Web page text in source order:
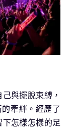
與擺脫束縛，
牽絆。經歷了
下怎樣怎樣的足